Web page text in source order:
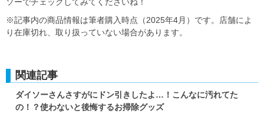
※記事内の商品情報は筆者購入時点（2025年4月）です。店舗によ
り在庫切れ、取り扱っていない場合があります。
関連記事
ダイソーさんさすがにドン引きしたよ…！こんなに汚れてた
の！？使わないと後悔するお掃除グッズ